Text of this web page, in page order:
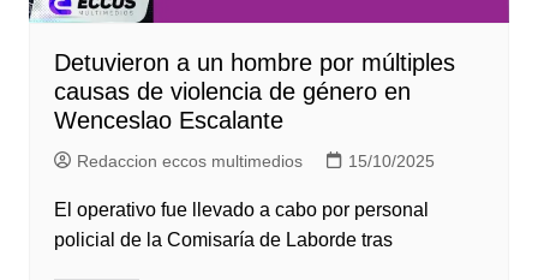
Detuvieron a un hombre por múltiples
causas de violencia de género en
Wenceslao Escalante
Redaccion eccos multimedios 15/10/2025
El operativo fue llevado a cabo por personal
policial de la Comisaría de Laborde tras